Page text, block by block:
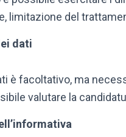
limitazione del
dati
è facoltativo, ma
valutare la